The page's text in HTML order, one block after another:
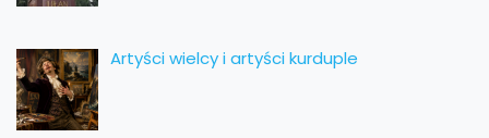
Artyści wielcy i artyści kurduple